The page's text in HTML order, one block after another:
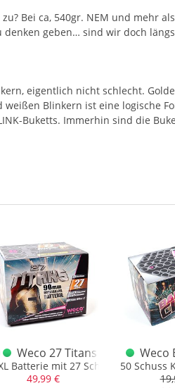
Bei ca, 540gr. NEM und mehr
denken geben… sind wir doch
eigentlich nicht schlecht.
Blinkern ist eine logische
-Buketts. Immerhin sind die
3er Finale
Weco 27 Titans
Batterie mit 27 Schuss und 90mm
49,99 €
Weco
50 Schuss